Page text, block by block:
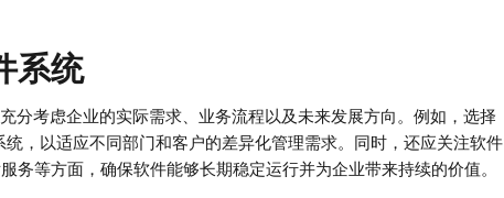
系统
分考虑企业的实际需求、业务流程以及未来发展方向。例如，选择
，以适应不同部门和客户的差异化管理需求。同时，还应关注软件
务等方面，确保软件能够长期稳定运行并为企业带来持续的价值。